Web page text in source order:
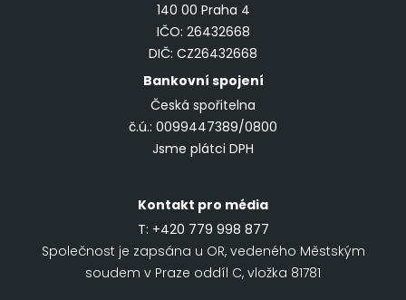
140 00 Praha 4
IČO: 26432668
DIČ: CZ26432668
Bankovní spojení
Česká spořitelna
č.ú.: 0099447389/0800
Jsme plátci DPH
Kontakt pro média
T: +420 779 998 877
Společnost je zapsána u OR, vedeného Městským
soudem v Praze oddíl C, vložka 81781